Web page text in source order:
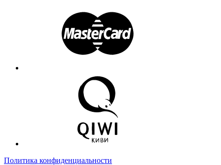
Политика конфиденциальности